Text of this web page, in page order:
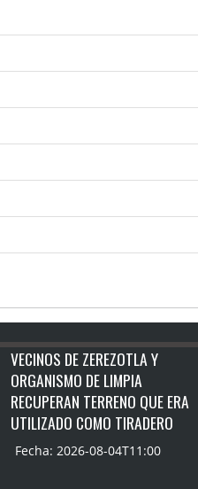
VECINOS DE ZEREZOTLA Y
ORGANISMO DE LIMPIA
RECUPERAN TERRENO QUE ERA
UTILIZADO COMO TIRADERO
Fecha: 2026-08-04T11:00